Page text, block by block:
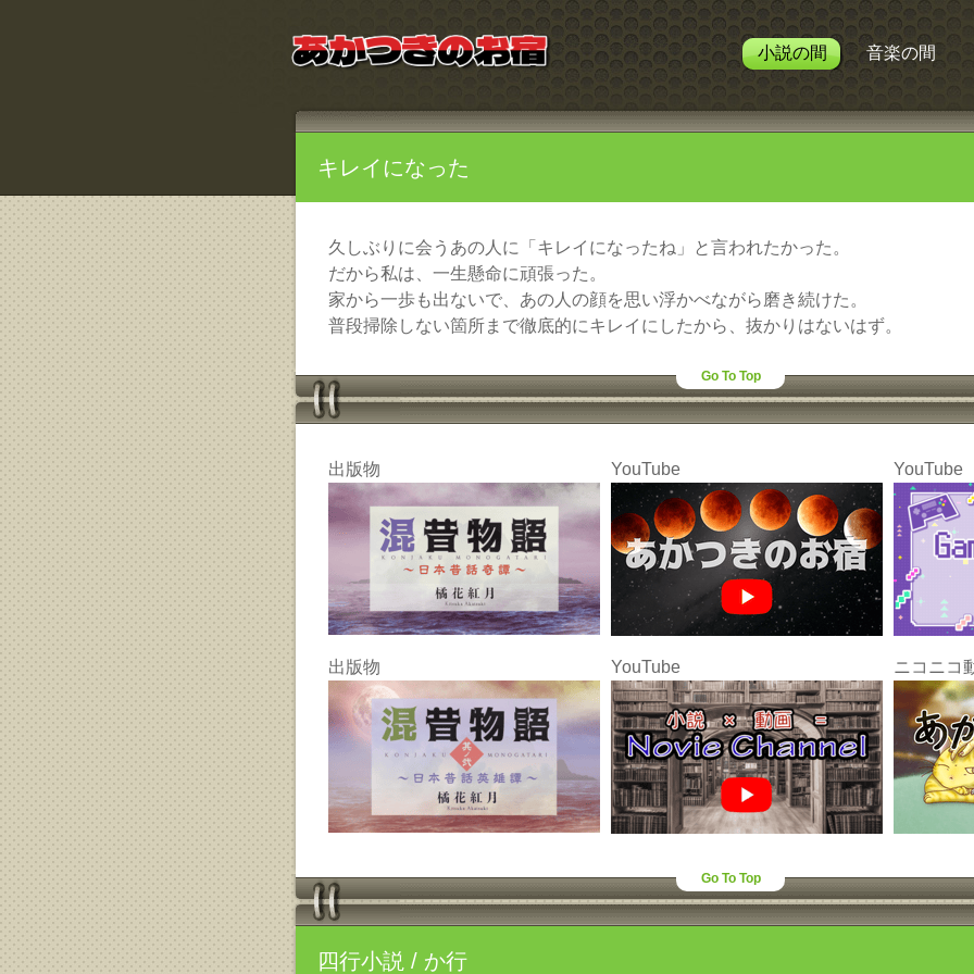
小説の間 音楽の間
キレイになった
久しぶりに会うあの人に「キレイになったね」と言われたかった。
だから私は、一生懸命に頑張った。
家から一歩も出ないで、あの人の顔を思い浮かべながら磨き続けた。
普段掃除しない箇所まで徹底的にキレイにしたから、抜かりはないはず。
Go To Top
出版物
出版物
YouTube
YouTube
YouTube
ニコニコ
Go To Top
四行小説 / か行